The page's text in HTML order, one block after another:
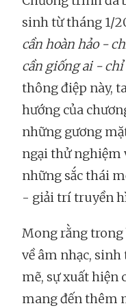
sinh từ tháng 1/
cần hoàn hảo -
cần giống ai -
thông điệp này,
hướng của
những gương
ngại thử nghiệm
những sắc thái
- giải trí truyền
Mong rằng
về âm nhạc, sinh
mẽ, sự xuất hiện
mang đến thêm